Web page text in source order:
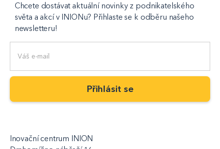
Chcete dostávat aktuální novinky z podnikatelského
světa a akcí v INIONu? Přihlaste se k odběru našeho
newsletteru!
Inovační centrum INION